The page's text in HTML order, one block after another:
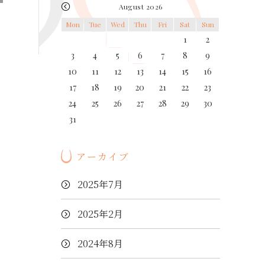
August 2026
Mon
Tue Wed Thu Fri Sat Sun
1
2
3
4 5 6 7 8
9
10
11 12 13 14 15
16
17
18 19 20 21 22
23
24
25 26 27 28 29
30
31
アーカイブ
2025年7月
2025年2月
2024年8月